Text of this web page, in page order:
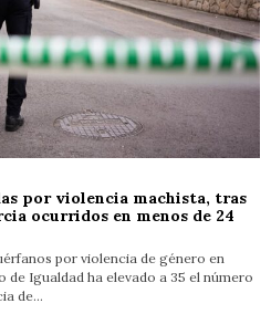
por violencia machista, tras
ocurridos en menos de 24
por violencia de género en
de Igualdad ha elevado a 35 el número
de…